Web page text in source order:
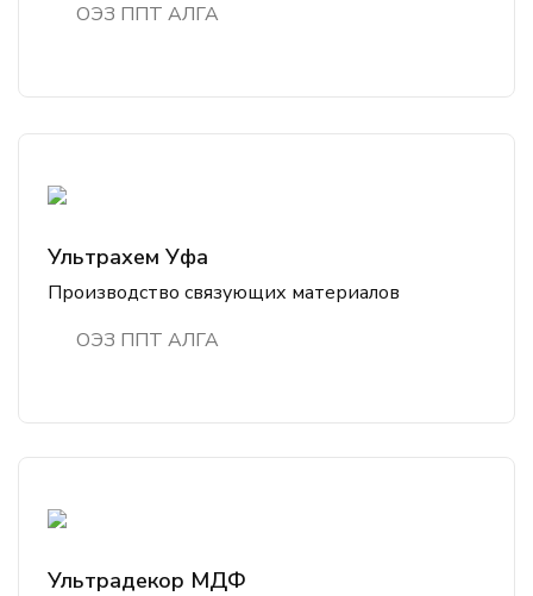
ОЭЗ ППТ АЛГА
Ультрахем Уфа
Производство связующих материалов
ОЭЗ ППТ АЛГА
Ультрадекор МДФ